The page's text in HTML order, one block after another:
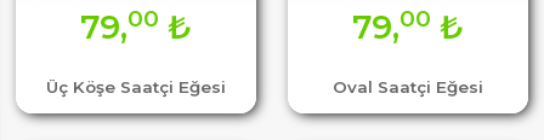
Üç Köşe Saatçi Eğesi
79,00 ₺
Oval Saatçi Eğesi
79,00 ₺